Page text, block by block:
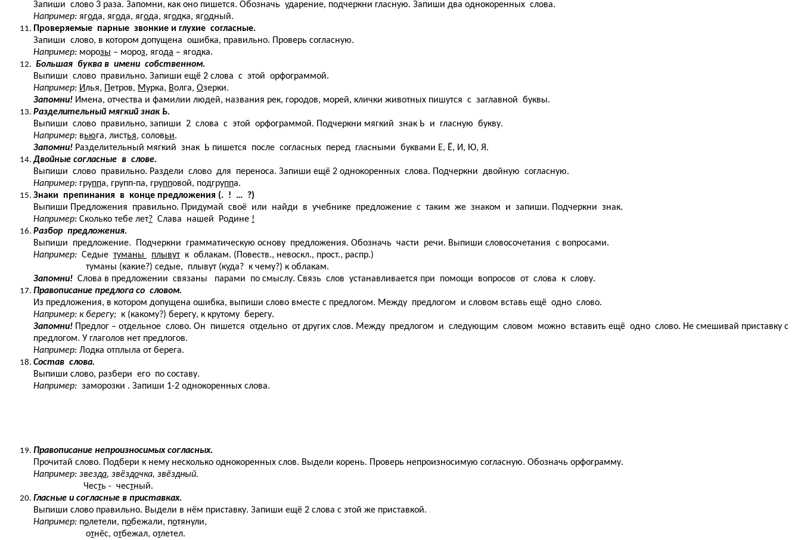
Запиши слово 3 раза. Запомни, как оно пишется. Обозначь ударение, подчеркни гласную. Запиши два однокоренных слова.
Например: ягода, ягода, ягода, ягодка, ягодный.
Проверяемые парные звонкие и глухие согласные.
Запиши слово, в котором допущена ошибка, правильно. Проверь согласную.
Например: морозы – мороз, ягода – ягодка.
Большая буква в имени собственном.
Выпиши слово правильно. Запиши ещё 2 слова с этой орфограммой.
Например: Илья, Петров, Мурка, Волга, Озерки.
Запомни! Имена, отчества и фамилии людей, названия рек, городов, морей, клички животных пишутся с заглавной буквы.
Разделительный мягкий знак Ь.
Выпиши слово правильно, запиши 2 слова с этой орфограммой. Подчеркни мягкий знак Ь и гласную букву.
Например: вьюга, листья, соловьи.
Запомни! Разделительный мягкий знак Ь пишется после согласных перед гласными буквами Е, Ё, И, Ю, Я.
Двойные согласные в слове.
Выпиши слово правильно. Раздели слово для переноса. Запиши ещё 2 однокоренных слова. Подчеркни двойную согласную.
Например: группа, групп-па, групповой, подгруппа.
Знаки препинания в конце предложения (. ! … ?)
Выпиши Предложения правильно. Придумай своё или найди в учебнике предложение с таким же знаком и запиши. Подчеркни знак.
Например: Сколько тебе лет? Слава нашей Родине !
Разбор предложения.
Выпиши предложение. Подчеркни грамматическую основу предложения. Обозначь части речи. Выпиши словосочетания с вопросами.
Например: Седые туманы плывут к облакам. (Повеств., невоскл., прост., распр.)
туманы (какие?) седые, плывут (куда? к чему?) к облакам.
Запомни! Слова в предложении связаны парами по смыслу. Связь слов устанавливается при помощи вопросов от слова к слову.
Правописание предлога со словом.
Из предложения, в котором допущена ошибка, выпиши слово вместе с предлогом. Между предлогом и словом вставь ещё одно слово.
Например: к берегу; к (какому?) берегу, к крутому берегу.
Запомни! Предлог – отдельное слово. Он пишется отдельно от других слов. Между предлогом и следующим словом можно вставить ещё одно слово. Не смешивай приставку с
предлогом. У глаголов нет предлогов.
Например: Лодка отплыла от берега.
Состав слова.
Выпиши слово, разбери его по составу.
Например: заморозки . Запиши 1-2 однокоренных слова.
Правописание непроизносимых согласных.
Прочитай слово. Подбери к нему несколько однокоренных слов. Выдели корень. Проверь непроизносимую согласную. Обозначь орфограмму.
Например: звезда, звёздочка, звёздный.
Честь - честный.
Гласные и согласные в приставках.
Выпиши слово правильно. Выдели в нём приставку. Запиши ещё 2 слова с этой же приставкой.
Например: полетели, побежали, потянули,
отнёс, отбежал, отлетел.